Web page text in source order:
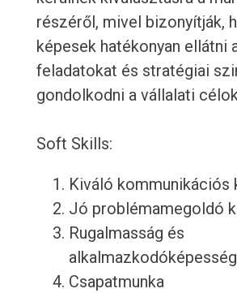
részéről, mivel bizonyítják,
képesek hatékonyan ellátni
feladatokat és stratégiai
gondolkodni a vállalati
Soft Skills:
Kiváló kommunikációs
Jó problémamegoldó
Rugalmasság és
alkalmazkodóképesség
Csapatmunka